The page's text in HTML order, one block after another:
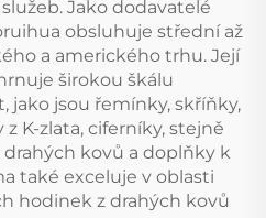
Jako dodavatelé
obsluhuje střední až
a amerického trhu. Její
širokou škálu
jsou řemínky, skříňky,
K-zlata, ciferníky, stejně
kovů a doplňky k
také exceluje v oblasti
hodinek z drahých kovů